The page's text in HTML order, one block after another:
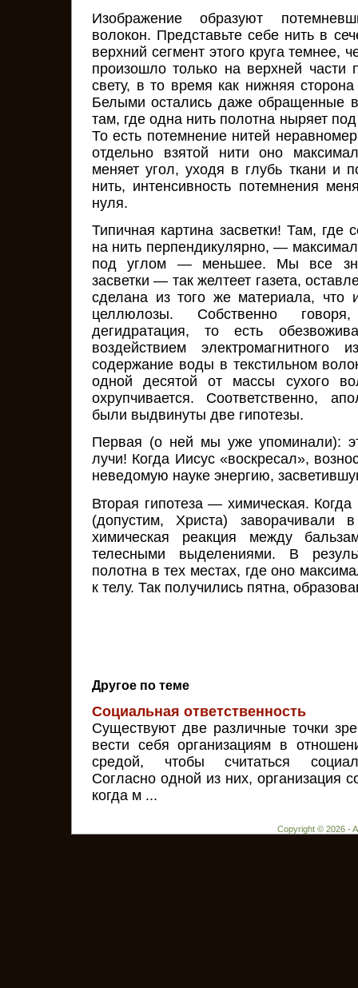
Изображение образуют
волокон. Представьте себе нить в
верхний сегмент этого круга темнее,
произошло только на верхней части
свету, в то время как нижняя
Белыми остались даже обращенные
там, где одна нить полотна ныряет
То есть потемнение нитей
отдельно взятой нити оно
меняет угол, уходя в глубь ткани и
нить, интенсивность потемнения
нуля.
Типичная картина засветки! Там, где
на нить перпендикулярно, —
под углом — меньшее. Мы все
засветки — так желтеет газета,
сделана из того же материала, что
целлюлозы. Собственно
дегидратация, то есть
воздействием электромагнитного
содержание воды в текстильном
одной десятой от массы сухого
охрупчивается. Соответственно,
были выдвинуты две гипотезы.
Первая (о ней мы уже упоминали):
лучи! Когда Иисус «воскресал»,
неведомую науке энергию,
Вторая гипотеза — химическая.
(допустим, Христа) заворачивали
химическая реакция между
телесными выделениями. В
полотна в тех местах, где оно
к телу. Так получились пятна,
Другое по теме
Социальная ответственность
Существуют две различные точки
вести себя организациям в
средой, чтобы считаться
Согласно одной из них, организация
когда м ...
Copyright © 2026 -